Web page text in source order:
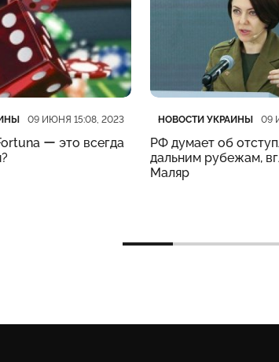
09 ИЮНЯ 15:08, 2023
ー это всегда
Категория
НОВОСТИ УКРАИНЫ
Дата публикации 09
РФ думает об
дальним рубежам,
Маляр